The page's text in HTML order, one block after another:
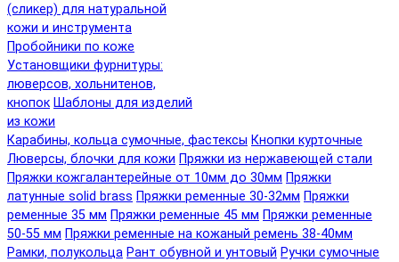
(сликер) для натуральной
кожи и инструмента
Пробойники по коже
Установщики фурнитуры:
люверсов, хольнитенов,
кнопок Шаблоны для изделий
из кожи
Карабины, кольца сумочные, фастексы Кнопки курточные
Люверсы, блочки для кожи Пряжки из нержавеющей стали
Пряжки кожгалантерейные от 10мм до 30мм Пряжки
латунные solid brass Пряжки ременные 30-32мм Пряжки
ременные 35 мм Пряжки ременные 45 мм Пряжки ременные
50-55 мм Пряжки ременные на кожаный ремень 38-40мм
Рамки, полукольца Рант обувной и унтовый Ручки сумочные